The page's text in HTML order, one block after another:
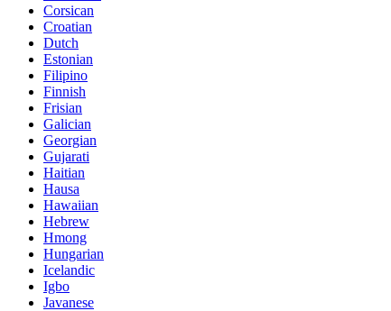
Corsican
Croatian
Dutch
Estonian
Filipino
Finnish
Frisian
Galician
Georgian
Gujarati
Haitian
Hausa
Hawaiian
Hebrew
Hmong
Hungarian
Icelandic
Igbo
Javanese